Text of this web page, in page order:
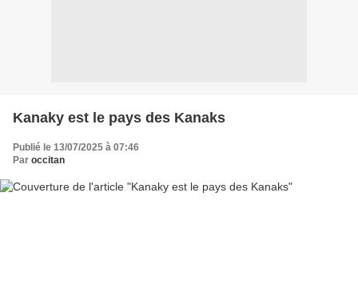
Kanaky est le pays des Kanaks
Publié le 13/07/2025 à 07:46
Par occitan